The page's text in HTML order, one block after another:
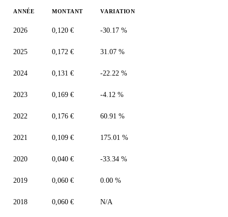
ANNÉE MONTANT VARIATION
2026 0,120 € -30.17 %
2025 0,172 € 31.07 %
2024 0,131 € -22.22 %
2023 0,169 € -4.12 %
2022 0,176 € 60.91 %
2021 0,109 € 175.01 %
2020 0,040 € -33.34 %
2019 0,060 € 0.00 %
2018 0,060 € N/A